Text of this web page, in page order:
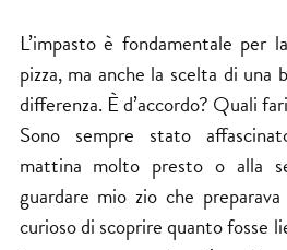
L’impasto è fondamentale per
pizza, ma anche la scelta di una
differenza. È d’accordo? Quali
Sono sempre stato
mattina molto presto o alla
guardare mio zio che
curioso di scoprire quanto fosse